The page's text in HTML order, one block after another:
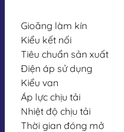
Gioăng làm kín
Kiểu kết nối
Tiêu chuẩn sản xuất
Điện áp sử dụng
Kiểu van
Áp lực chịu tải
Nhiệt độ chịu tải
Thời gian đóng mở